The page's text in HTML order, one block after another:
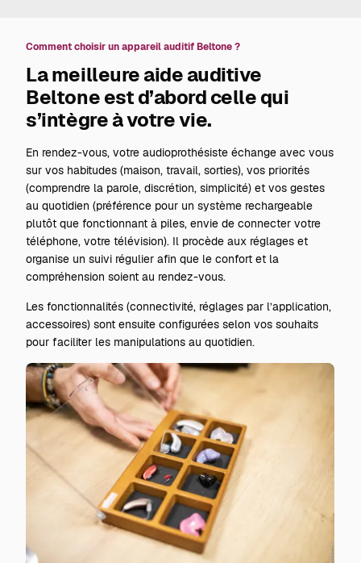
Comment choisir un appareil auditif Beltone ?
La meilleure aide auditive
Beltone est d’abord celle qui
s’intègre à votre vie.
En rendez-vous, votre audioprothésiste échange avec vous
sur vos habitudes (maison, travail, sorties), vos priorités
(comprendre la parole, discrétion, simplicité) et vos gestes
au quotidien (préférence pour un système rechargeable
plutôt que fonctionnant à piles, envie de connecter votre
téléphone, votre télévision). Il procède aux réglages et
organise un suivi régulier afin que le confort et la
compréhension soient au rendez-vous.
Les fonctionnalités (connectivité, réglages par l’application,
accessoires) sont ensuite configurées selon vos souhaits
pour faciliter les manipulations au quotidien.